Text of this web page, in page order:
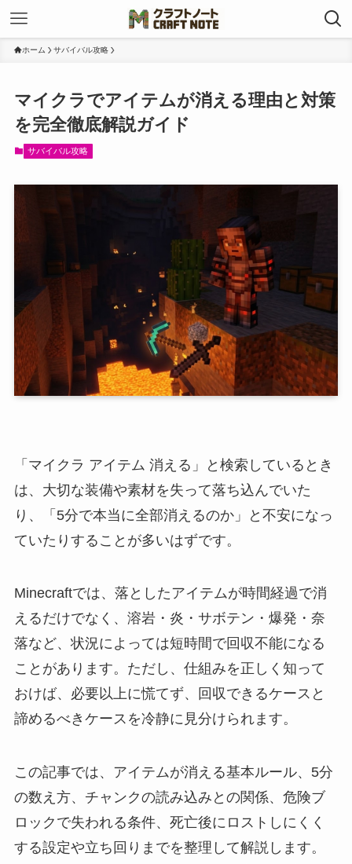
ホーム サバイバル攻略
マイクラでアイテムが消える理由と対策
を完全徹底解説ガイド
サバイバル攻略
「マイクラ アイテム 消える」と検索しているとき
は、大切な装備や素材を失って落ち込んでいた
り、「5分で本当に全部消えるのか」と不安になっ
ていたりすることが多いはずです。
Minecraftでは、落としたアイテムが時間経過で消
えるだけでなく、溶岩・炎・サボテン・爆発・奈
落など、状況によっては短時間で回収不能になる
ことがあります。ただし、仕組みを正しく知って
おけば、必要以上に慌てず、回収できるケースと
諦めるべきケースを冷静に見分けられます。
この記事では、アイテムが消える基本ルール、5分
の数え方、チャンクの読み込みとの関係、危険ブ
ロックで失われる条件、死亡後にロストしにくく
する設定や立ち回りまでを整理して解説します。